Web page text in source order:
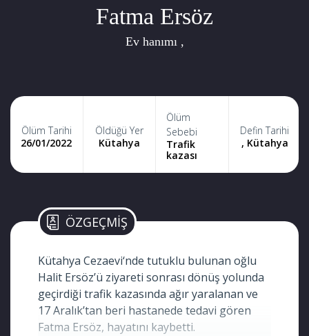
Fatma Ersöz
Ev hanımı ,
Ölüm Tarihi
26/01/2022
Öldüğü Yer
Kütahya
Ölüm
Sebebi
Trafik
kazası
Defin Tarihi
, Kütahya
ÖZGEÇMİŞ
Kütahya Cezaevi‘nde tutuklu bulunan oğlu
Halit Ersöz’ü ziyareti sonrası dönüş yolunda
geçirdiği trafik kazasında ağır yaralanan ve
17 Aralık’tan beri hastanede tedavi gören
Fatma Ersöz, hayatını kaybetti.